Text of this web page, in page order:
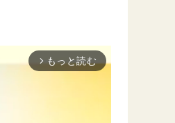
arrow_forward_ios もっと読む